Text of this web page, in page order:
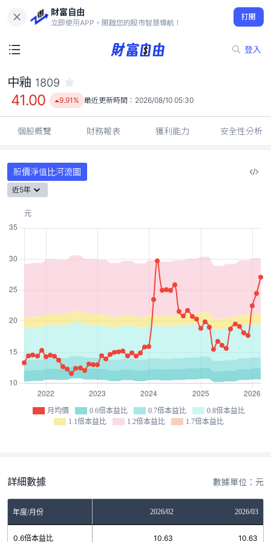
財富自由
立即使用APP，開啟您的股市智慧導航！
打開
登入
41.00
9.91%
中釉 1809
41.00 9.91% 最近更新時間： 2026/08/10 05:30
個股概覽 財務報表 獲利能力 安全性分析
股價淨值比河流圖
近5年
月均價 0.6倍本益比 0.7倍本益比
0.8倍本益比
1.1倍本益比
1.2倍本益比 1.7倍本益比
詳細數據 數據單位：元
年度/月份 2026/02 2026/03
0.6倍本益比 10.63 10.63